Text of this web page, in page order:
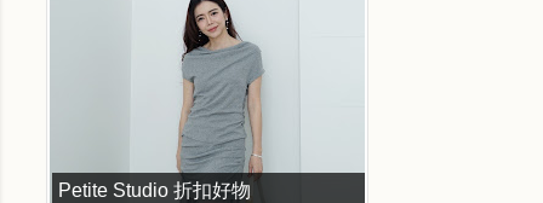
Petite Studio 折扣好物